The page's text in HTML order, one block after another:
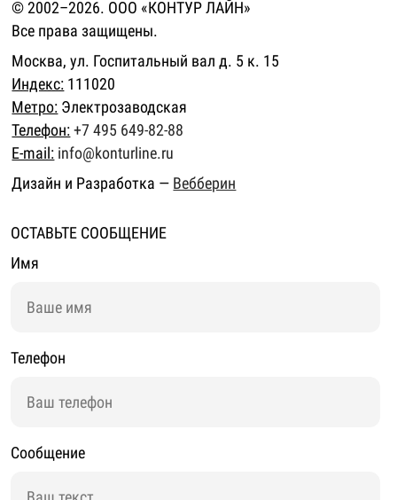
© 2002–2026. ООО «КОНТУР ЛАЙН»
Все права защищены.
Москва, ул. Госпитальный вал д. 5 к. 15
Индекс: 111020
Метро: Электрозаводская
Телефон: +7 495 649-82-88
E-mail: info@konturline.ru
Дизайн и Разработка — Вебберин
ОСТАВЬТЕ СООБЩЕНИЕ
Имя
Телефон
Сообщение